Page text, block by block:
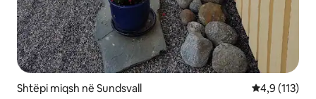
Shtëpi miqsh në Sundsvall Vlerësimi
4,9 (113)